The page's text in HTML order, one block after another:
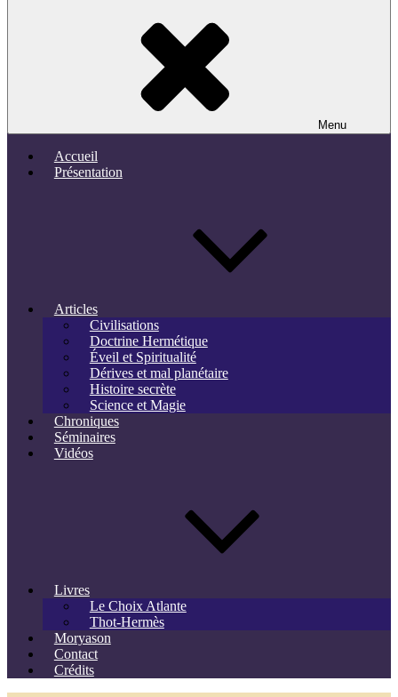
Menu
Accueil
Présentation
Articles
Civilisations
Doctrine Hermétique
Éveil et Spiritualité
Dérives et mal planétaire
Histoire secrète
Science et Magie
Chroniques
Séminaires
Vidéos
Livres
Le Choix Atlante
Thot-Hermès
Moryason
Contact
Crédits